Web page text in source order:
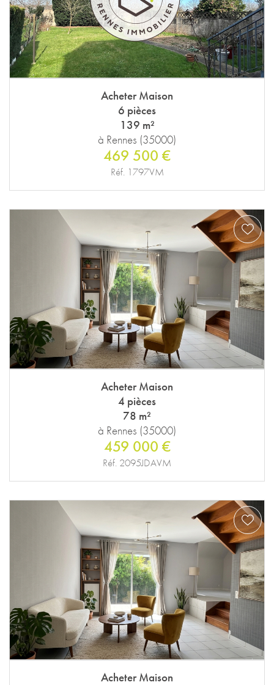
Acheter Maison
6 pièces
139 m²
à Rennes (35000)
469 500 €
Réf. 1797VM
Acheter Maison
4 pièces
78 m²
à Rennes (35000)
459 000 €
Réf. 2095JDAVM
Acheter Maison